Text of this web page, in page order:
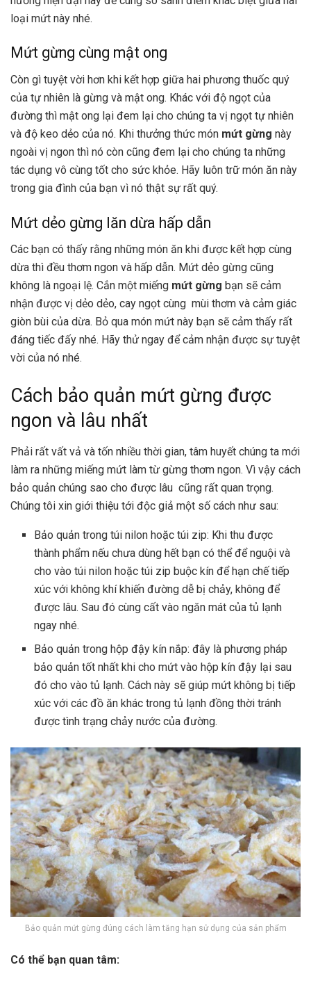
loại mứt này nhé.
Mứt gừng cùng mật ong
Còn gì tuyệt vời hơn khi kết hợp giữa hai phương thuốc quý
của tự nhiên là gừng và mật ong. Khác với độ ngọt của
đường thì mật ong lại đem lại cho chúng ta vị ngọt tự nhiên
và độ keo dẻo của nó. Khi thưởng thức món mứt gừng này
ngoài vị ngon thì nó còn cũng đem lại cho chúng ta những
tác dụng vô cùng tốt cho sức khỏe. Hãy luôn trữ món ăn này
trong gia đình của bạn vì nó thật sự rất quý.
Mứt dẻo gừng lăn dừa hấp dẫn
Các bạn có thấy rằng những món ăn khi được kết hợp cùng
dừa thì đều thơm ngon và hấp dẫn. Mứt dẻo gừng cũng
không là ngoại lệ. Cắn một miếng mứt gừng bạn sẽ cảm
nhận được vị dẻo dẻo, cay ngọt cùng mùi thơm và cảm giác
giòn bùi của dừa. Bỏ qua món mứt này bạn sẽ cảm thấy rất
đáng tiếc đấy nhé. Hãy thử ngay để cảm nhận được sự tuyệt
vời của nó nhé.
Cách bảo quản mứt gừng được
ngon và lâu nhất
Phải rất vất vả và tốn nhiều thời gian, tâm huyết chúng ta mới
làm ra những miếng mứt làm từ gừng thơm ngon. Vì vậy cách
bảo quản chúng sao cho được lâu cũng rất quan trọng.
Chúng tôi xin giới thiệu tới độc giả một số cách như sau:
Bảo quản trong túi nilon hoặc túi zip: Khi thu được
thành phẩm nếu chưa dùng hết bạn có thể để nguội và
cho vào túi nilon hoặc túi zip buộc kín để hạn chế tiếp
xúc với không khí khiến đường dễ bị chảy, không để
được lâu. Sau đó cùng cất vào ngăn mát của tủ lạnh
ngay nhé.
Bảo quản trong hộp đậy kín nắp: đây là phương pháp
bảo quản tốt nhất khi cho mứt vào hộp kín đậy lại sau
đó cho vào tủ lạnh. Cách này sẽ giúp mứt không bị tiếp
xúc với các đồ ăn khác trong tủ lạnh đồng thời tránh
được tình trạng chảy nước của đường.
Bảo quản mứt gừng đúng cách làm tăng hạn sử dụng của sản phẩm
Có thể bạn quan tâm: